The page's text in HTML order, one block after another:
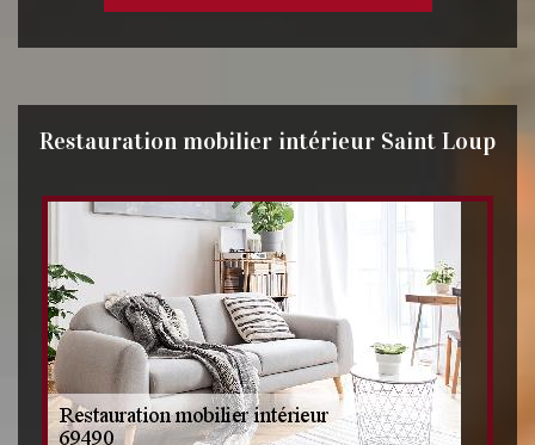
Restauration mobilier intérieur Saint Loup